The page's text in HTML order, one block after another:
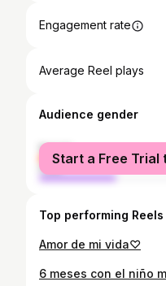
Engagement rate
Average Reel plays
Audience gender
female
male
Start a Free Trial
Top performing Reels
Amor de mi vida♡
6 meses con el niño